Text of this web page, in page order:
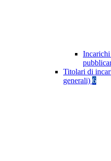
Titolari di
generali) 6